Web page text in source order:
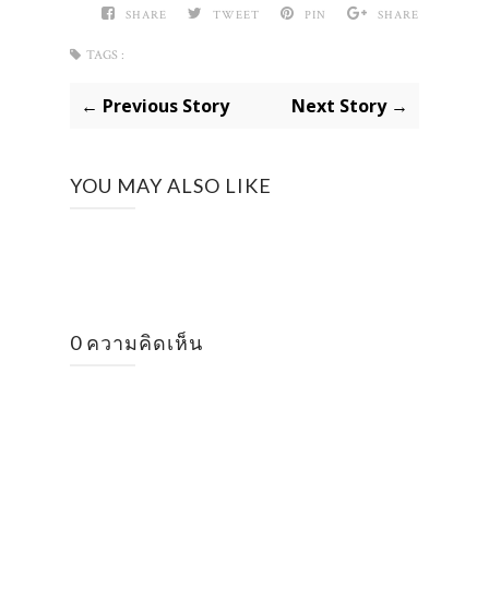
SHARE TWEET PIN SHARE
TAGS :
← Previous Story Next Story →
YOU MAY ALSO LIKE
0 ความคิดเห็น